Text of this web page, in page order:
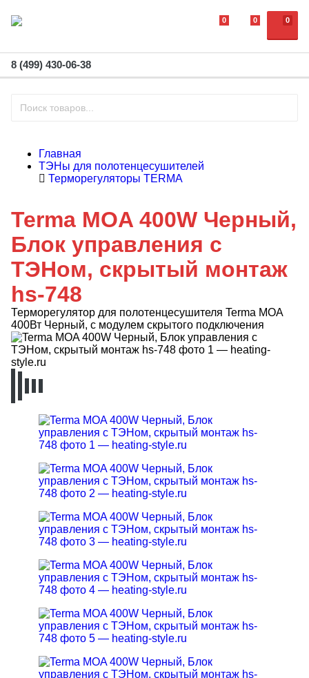
0
0 0
8 (499) 430-06-38
Главная
ТЭНы для полотенцесушителей
Терморегуляторы TERMA
Terma MOA 400W Черный,
Блок управления с
ТЭНом, скрытый монтаж
hs-748
Терморегулятор для полотенцесушителя Terma MOA
400Вт Черный, с модулем скрытого подключения